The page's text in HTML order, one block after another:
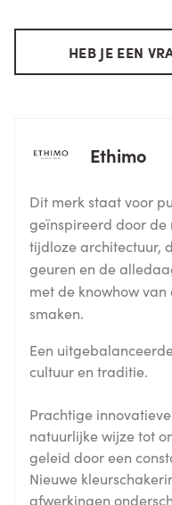
HEB JE EEN
Ethimo
Dit merk staat voor
geïnspireerd door
tijdloze architectuur,
geuren en de
met de knowhow
smaken.
Een
cultuur en traditie.
Prachtige
natuurlijke wijze tot
geleid door een
Nieuwe
afwerkingen